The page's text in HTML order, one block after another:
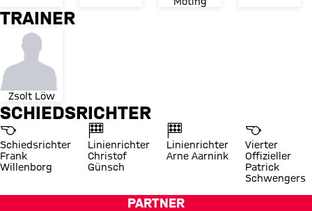
TRAINER
Zsolt Löw
SCHIEDSRICHTER
Schiedsrichter
Frank
Willenborg
Linienrichter
Christof
Günsch
Linienrichter
Arne Aarnink
Vierter
Offizieller
Patrick
Schwengers
PARTNER